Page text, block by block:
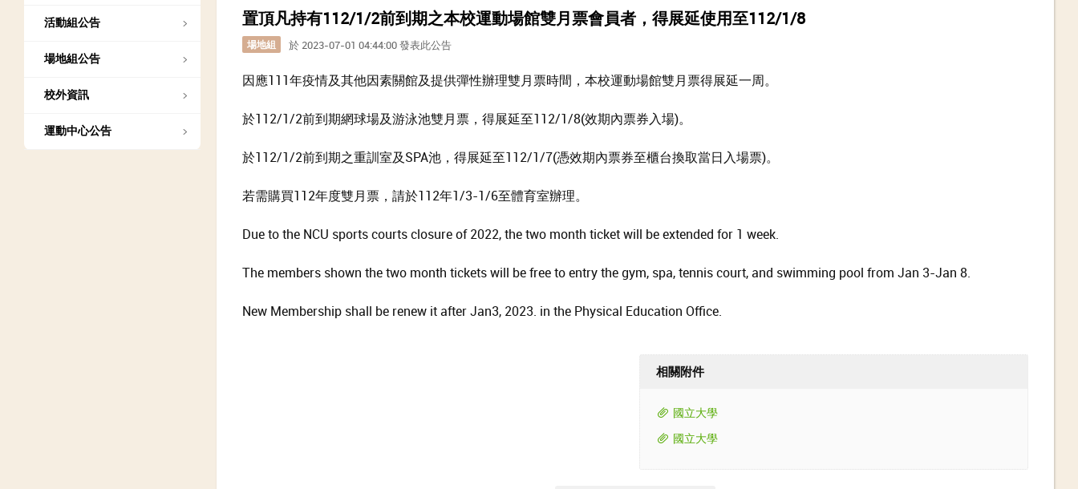
活動組公告
場地組公告
校外資訊
運動中心公告
置頂凡持有112/1/2前到期之本校運動場館雙月票會員者，得展延使用至112/1/8
場地組 於 2023-07-01 04:44:00 發表此公告
因應111年疫情及其他因素關館及提供彈性辦理雙月票時間，本校運動場館雙月票得展延一周。
於112/1/2前到期網球場及游泳池雙月票，得展延至112/1/8(效期內票券入場)。
於112/1/2前到期之重訓室及SPA池，得展延至112/1/7(憑效期內票券至櫃台換取當日入場票)。
若需購買112年度雙月票，請於112年1/3-1/6至體育室辦理。
Due to the NCU sports courts closure of 2022, the two month ticket will be extended for 1 week.
The members shown the two month tickets will be free to entry the gym, spa, tennis court, and swimming pool from Jan 3-Jan 8.
New Membership shall be renew it after Jan3, 2023. in the Physical Education Office.
相關附件
國立大學
國立大學